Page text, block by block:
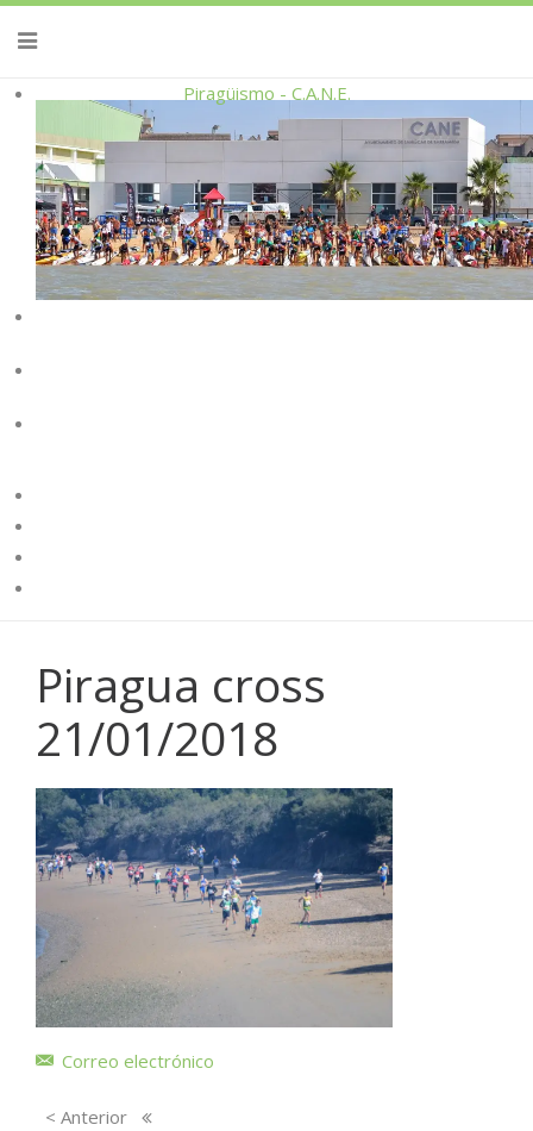
Piragüismo - C.A.N.E.
Piragua cross
21/01/2018
Correo electrónico
< Anterior